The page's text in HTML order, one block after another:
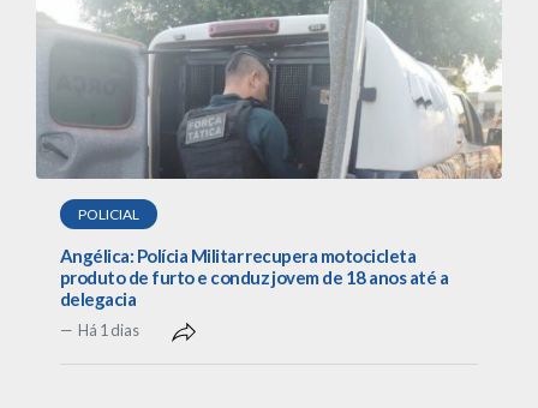
POLICIAL
Angélica: Polícia Militar recupera motocicleta
produto de furto e conduz jovem de 18 anos até a
delegacia
Há 1 dias